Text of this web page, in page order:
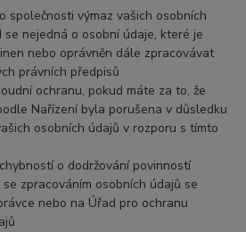
společnosti výmaz vašich osobních
se nejedná o osobní údaje, které je
nebo oprávněn dále zpracovávat
právních předpisů
ochranu, pokud máte za to, že
Nařízení byla porušena v důsledku
osobních údajů v rozporu s tímto
o dodržování povinností
se zpracováním osobních údajů se
nebo na Úřad pro ochranu